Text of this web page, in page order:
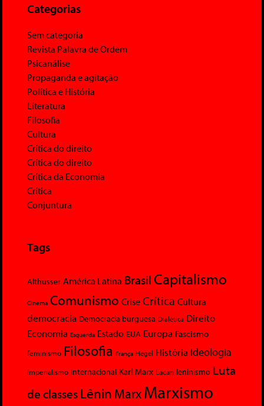
Categorias
Sem categoria
Revista Palavra de Ordem
Psicanálise
Propaganda e agitação
Política e História
Literatura
Filosofia
Cultura
Crítica do direito
Crítica do direito
Crítica da Economia
Crítica
Conjuntura
Tags
Althusser América Latina Brasil Capitalismo
Cinema Comunismo Crise Crítica Cultura
democracia Democracia burguesa Dialética Direito
Economia Esquerda Estado EUA Europa Fascismo
feminismo Filosofia França Hegel História Ideologia
Imperialismo Internacional Karl Marx Lacan leninismo Luta
de classesLênin MarxMarxismo